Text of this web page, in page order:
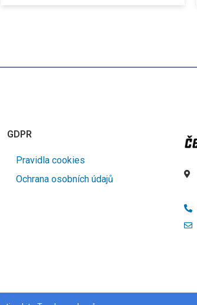
GDPR
Pravidla cookies
Ochrana osobních údajů